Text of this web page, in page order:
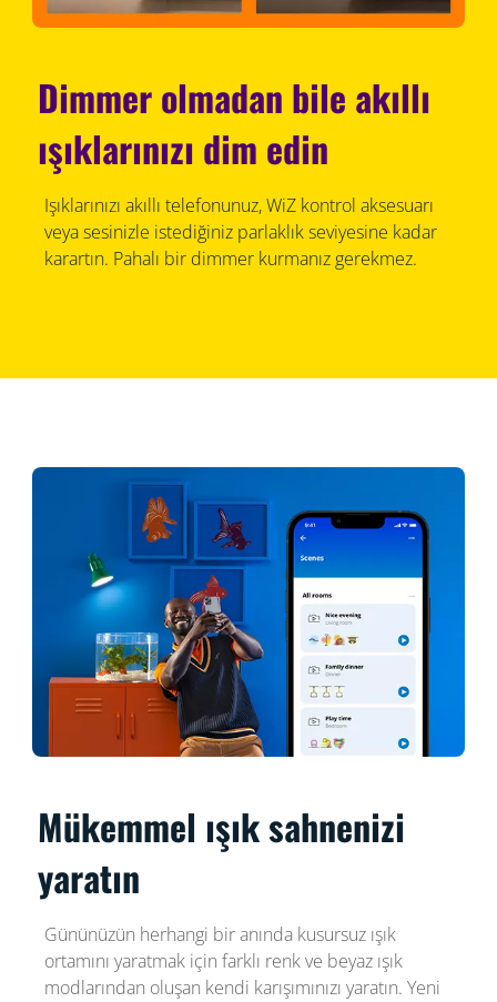
Dimmer olmadan bile akıllı
ışıklarınızı dim edin
Işıklarınızı akıllı telefonunuz, WiZ kontrol aksesuarı
veya sesinizle istediğiniz parlaklık seviyesine kadar
karartın. Pahalı bir dimmer kurmanız gerekmez.
Mükemmel ışık sahnenizi
yaratın
Gününüzün herhangi bir anında kusursuz ışık
ortamını yaratmak için farklı renk ve beyaz ışık
modlarından oluşan kendi karışımınızı yaratın. Yeni